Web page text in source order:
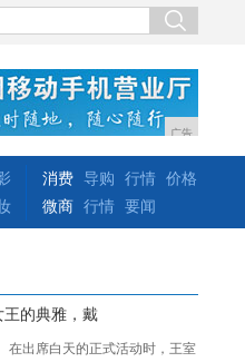
广告
消费 导购 行情 价格
微商 行情 要闻
的典雅，戴
在出席白天的正式活动时，王室